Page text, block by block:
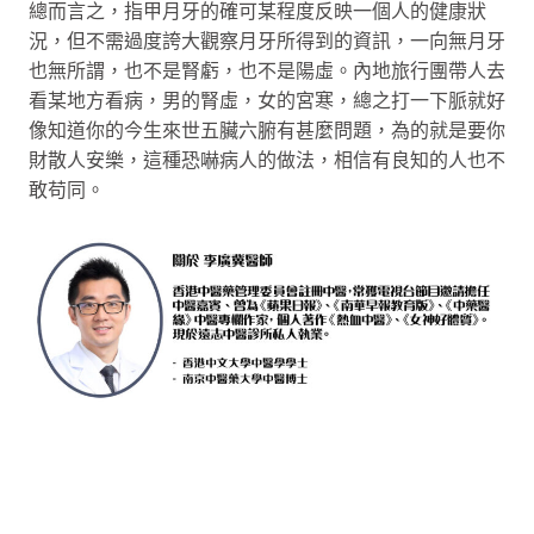
總而言之，指甲月牙的確可某程度反映一個人的健康狀
況，但不需過度誇大觀察月牙所得到的資訊，一向無月牙
也無所謂，也不是腎虧，也不是陽虛。內地旅行團帶人去
看某地方看病，男的腎虛，女的宮寒，總之打一下脈就好
像知道你的今生來世五臟六腑有甚麼問題，為的就是要你
財散人安樂，這種恐嚇病人的做法，相信有良知的人也不
敢苟同。